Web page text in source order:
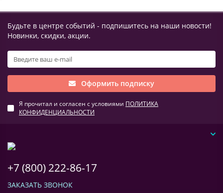
Будьте в центре событий - подпишитесь на наши новости!
Новинки, скидки, акции.
Оформить подписку
Я прочитал и согласен с условиями ПОЛИТИКА
КОНФИДЕНЦИАЛЬНОСТИ
+7 (800) 222-86-17
ЗАКАЗАТЬ ЗВОНОК